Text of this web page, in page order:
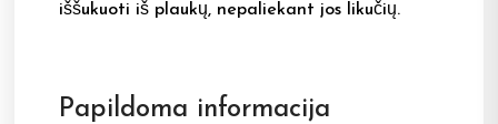
iššukuoti iš plaukų, nepaliekant jos likučių.
Papildoma informacija